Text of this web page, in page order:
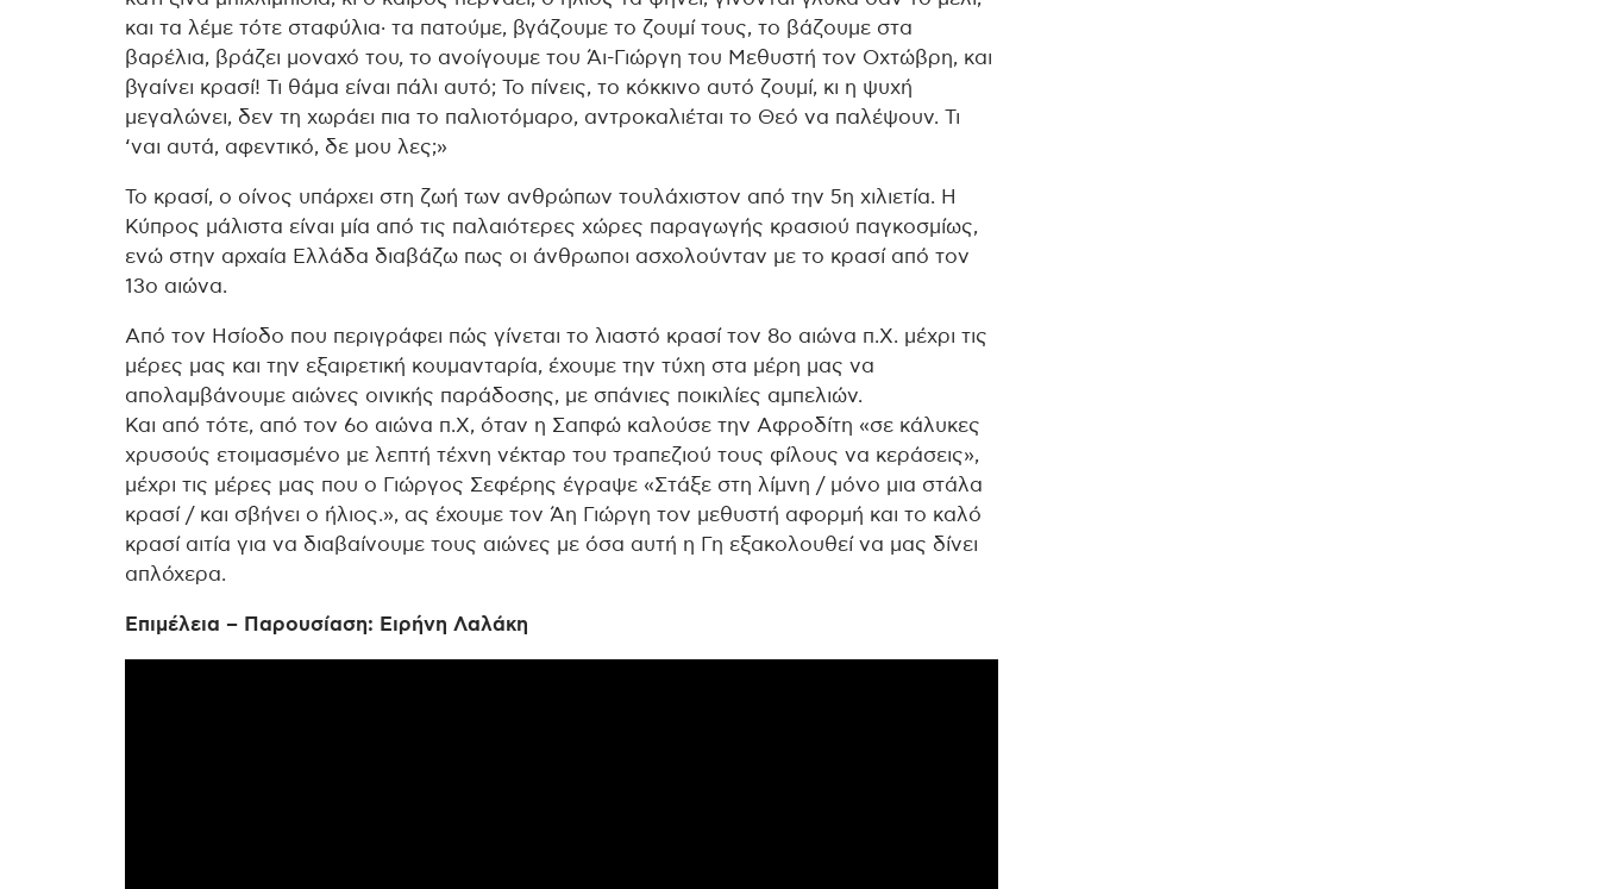
και τα λέμε τότε σταφύλια· τα πατούμε, βγάζουμε το ζουμί τους, το βάζουμε στα
βαρέλια, βράζει μοναχό του, το ανοίγουμε του Άι-Γιώργη του Μεθυστή τον Οχτώβρη, και
βγαίνει κρασί! Τι θάμα είναι πάλι αυτό; Το πίνεις, το κόκκινο αυτό ζουμί, κι η ψυχή
μεγαλώνει, δεν τη χωράει πια το παλιοτόμαρο, αντροκαλιέται το Θεό να παλέψουν. Τι
‘ναι αυτά, αφεντικό, δε μου λες;»
Το κρασί, ο οίνος υπάρχει στη ζωή των ανθρώπων τουλάχιστον από την 5η χιλιετία. Η
Κύπρος μάλιστα είναι μία από τις παλαιότερες χώρες παραγωγής κρασιού παγκοσμίως,
ενώ στην αρχαία Ελλάδα διαβάζω πως οι άνθρωποι ασχολούνταν με το κρασί από τον
13ο αιώνα.
Από τον Ησίοδο που περιγράφει πώς γίνεται το λιαστό κρασί τον 8ο αιώνα π.Χ. μέχρι τις
μέρες μας και την εξαιρετική κουμανταρία, έχουμε την τύχη στα μέρη μας να
απολαμβάνουμε αιώνες οινικής παράδοσης, με σπάνιες ποικιλίες αμπελιών.
Και από τότε, από τον 6ο αιώνα π.Χ, όταν η Σαπφώ καλούσε την Αφροδίτη «σε κάλυκες
χρυσούς ετοιμασμένο με λεπτή τέχνη νέκταρ του τραπεζιού τους φίλους να κεράσεις»,
μέχρι τις μέρες μας που ο Γιώργος Σεφέρης έγραψε «Στάξε στη λίμνη / μόνο μια στάλα
κρασί / και σβήνει ο ήλιος.», ας έχουμε τον Άη Γιώργη τον μεθυστή αφορμή και το καλό
κρασί αιτία για να διαβαίνουμε τους αιώνες με όσα αυτή η Γη εξακολουθεί να μας δίνει
απλόχερα.
Επιμέλεια – Παρουσίαση: Ειρήνη Λαλάκη